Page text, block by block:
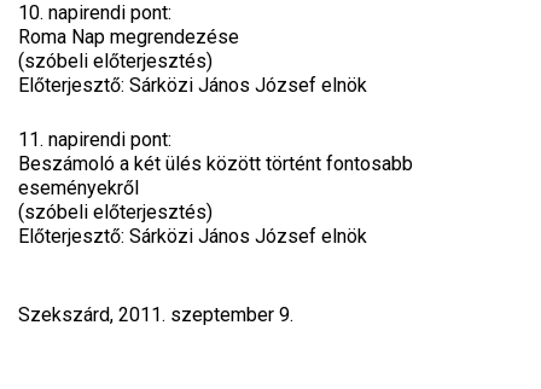
10. napirendi pont:
Roma Nap megrendezése
(szóbeli előterjesztés)
Előterjesztő: Sárközi János József elnök
11. napirendi pont:
Beszámoló a két ülés között történt fontosabb
eseményekről
(szóbeli előterjesztés)
Előterjesztő: Sárközi János József elnök
Szekszárd, 2011. szeptember 9.